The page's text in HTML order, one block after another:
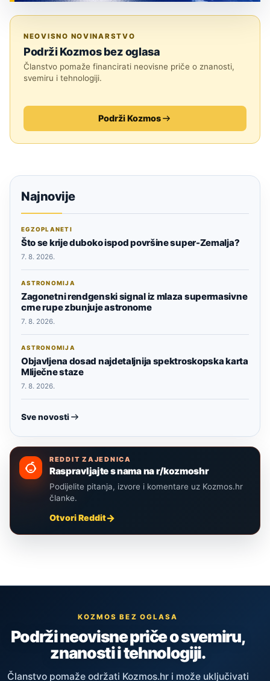
NEOVISNO NOVINARSTVO
Podrži Kozmos bez oglasa
Članstvo pomaže financirati neovisne priče o znanosti,
svemiru i tehnologiji.
Podrži Kozmos
Najnovije
EGZOPLANETI
Što se krije duboko ispod površine super-Zemalja?
7. 8. 2026.
ASTRONOMIJA
Zagonetni rendgenski signal iz mlaza supermasivne
crne rupe zbunjuje astronome
7. 8. 2026.
ASTRONOMIJA
Objavljena dosad najdetaljnija spektroskopska karta
Mliječne staze
7. 8. 2026.
Sve novosti
REDDIT ZAJEDNICA
Raspravljajte s nama na r/kozmoshr
Podijelite pitanja, izvore i komentare uz Kozmos.hr
članke.
Otvori Reddit
KOZMOS BEZ OGLASA
Podrži neovisne priče o svemiru,
znanosti i tehnologiji.
Članstvo pomaže održati Kozmos.hr i može uključivati